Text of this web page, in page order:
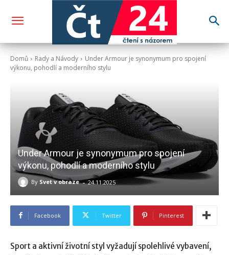
Domů Rady a Návody
Under Armour je synonymum pro spojení
výkonu, pohodlí a moderního stylu
Under Armour je synonymum pro spojení
výkonu, pohodlí a moderního stylu
By Svet v obraze - 24.11.2025
Facebook Twitter Pinterest
Sport a aktivní životní styl vyžadují spolehlivé vybavení,